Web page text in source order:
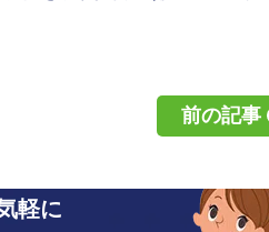
前の記事
軽に